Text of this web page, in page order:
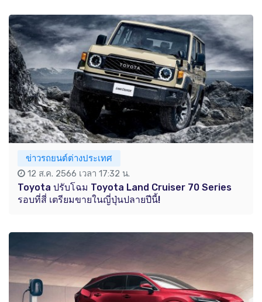
ข่าวรถยนต์ต่างประเทศ
12 ส.ค. 2566 เวลา 17:32 น.
Toyota ปรับโฉม Toyota Land Cruiser 70 Series
รอบที่สี่ เตรียมขายในญี่ปุ่นปลายปีนี้!